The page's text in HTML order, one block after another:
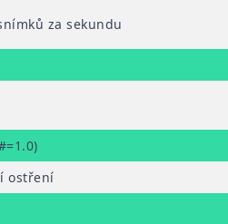
za sekundu
ostření